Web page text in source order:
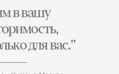
в вашу
для вас.”